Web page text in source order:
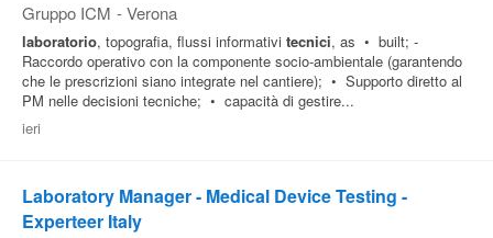
Blog
Gruppo ICM - Verona
laboratorio, topografia, flussi informativi tecnici, as • built; -
Raccordo operativo con la componente socio-ambientale (garantendo
che le prescrizioni siano integrate nel cantiere); • Supporto diretto al
PM nelle decisioni tecniche; • capacità di gestire...
ieri
Laboratory Manager - Medical Device Testing -
Experteer Italy